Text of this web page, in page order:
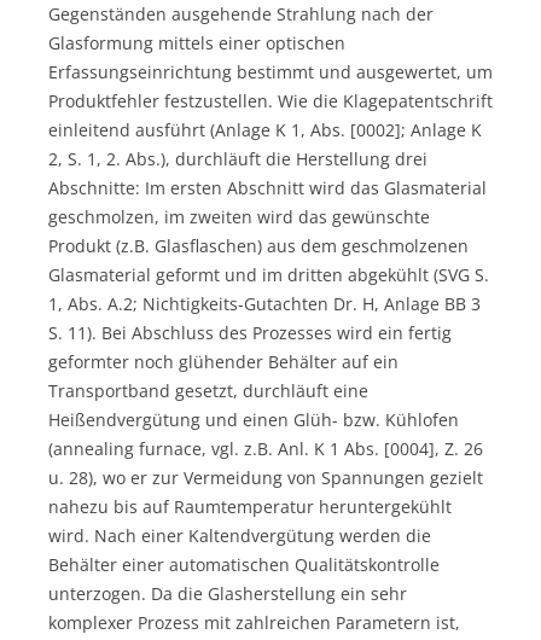
Gegenständen ausgehende Strahlung nach der
Glasformung mittels einer optischen
Erfassungseinrichtung bestimmt und ausgewertet, um
Produktfehler festzustellen. Wie die Klagepatentschrift
einleitend ausführt (Anlage K 1, Abs. [0002]; Anlage K
2, S. 1, 2. Abs.), durchläuft die Herstellung drei
Abschnitte: Im ersten Abschnitt wird das Glasmaterial
geschmolzen, im zweiten wird das gewünschte
Produkt (z.B. Glasflaschen) aus dem geschmolzenen
Glasmaterial geformt und im dritten abgekühlt (SVG S.
1, Abs. A.2; Nichtigkeits-Gutachten Dr. H, Anlage BB 3
S. 11). Bei Abschluss des Prozesses wird ein fertig
geformter noch glühender Behälter auf ein
Transportband gesetzt, durchläuft eine
Heißendvergütung und einen Glüh- bzw. Kühlofen
(annealing furnace, vgl. z.B. Anl. K 1 Abs. [0004], Z. 26
u. 28), wo er zur Vermeidung von Spannungen gezielt
nahezu bis auf Raumtemperatur heruntergekühlt
wird. Nach einer Kaltendvergütung werden die
Behälter einer automatischen Qualitätskontrolle
unterzogen. Da die Glasherstellung ein sehr
komplexer Prozess mit zahlreichen Parametern ist,